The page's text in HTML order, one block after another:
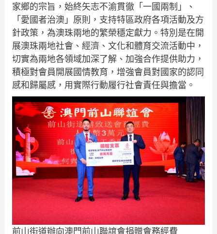
家鄉的宗旨，始終矢志不渝貫徹「一國兩制」、
「愛國者治澳」原則，支持特區政府各項活動及方
針政策，為澳珠兩地的繁榮穩定獻力。特別是在開
展澳珠兩地社會、經濟、文化和體育交流活動中，
切實為兩地各領域加深了解、加強合作提供助力，
積極對會員開展國情教育，增強會員對國家的認同
感和歸屬感，用實際行動履行社會責任與擔當。
前山街道辦向澳門前山聯誼會捐贈會務經費